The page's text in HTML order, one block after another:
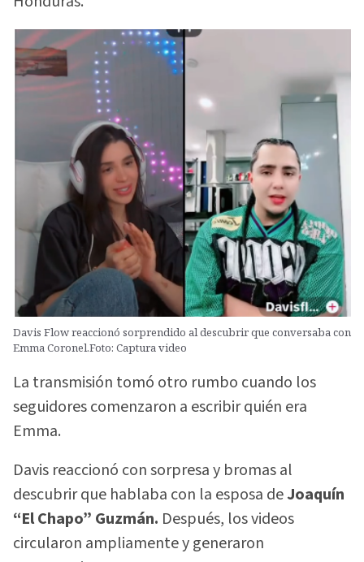
Davis Flow reaccionó sorprendido al descubrir que conversaba con
Emma Coronel.Foto: Captura video
La transmisión tomó otro rumbo cuando los
seguidores comenzaron a escribir quién era
Emma.
Davis reaccionó con sorpresa y bromas al
descubrir que hablaba con la esposa deJoaquín
“El Chapo” Guzmán. Después, los videos
circularon ampliamente y generaron